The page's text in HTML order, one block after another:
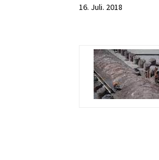
16. Juli. 2018